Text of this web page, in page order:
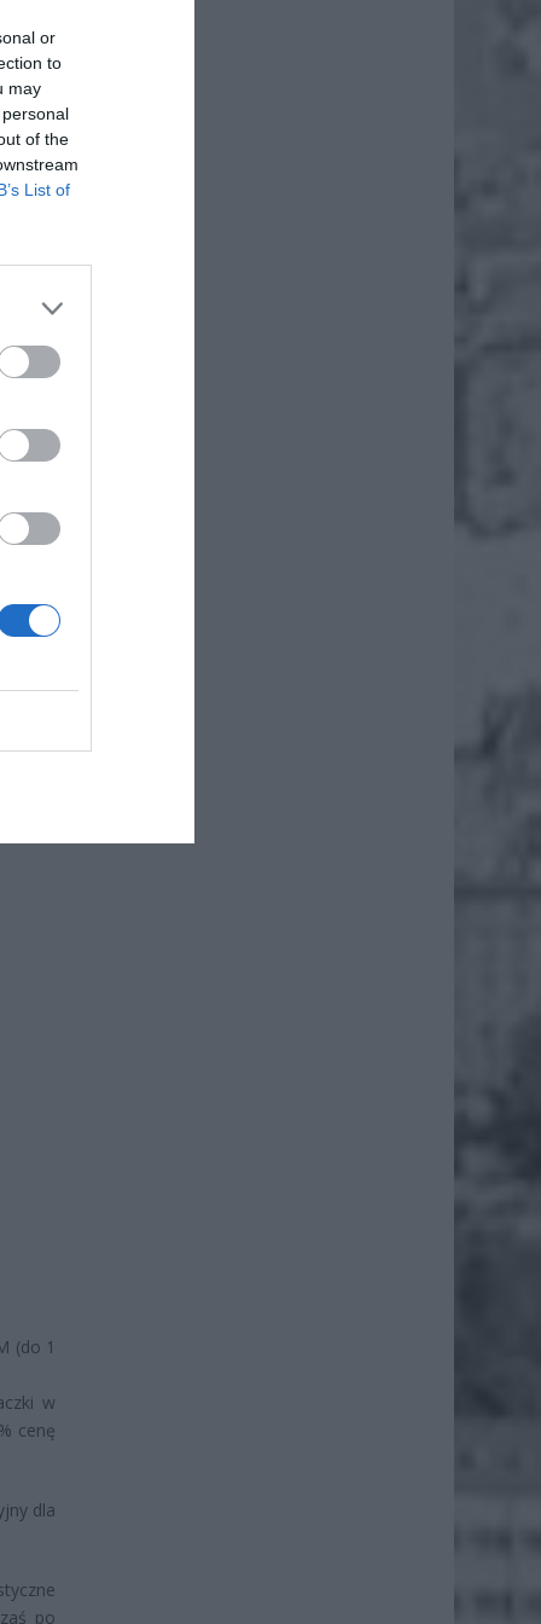
or
to
may
of the
List of
tym
listy i
na
(do 1
w
cenę
dla
po